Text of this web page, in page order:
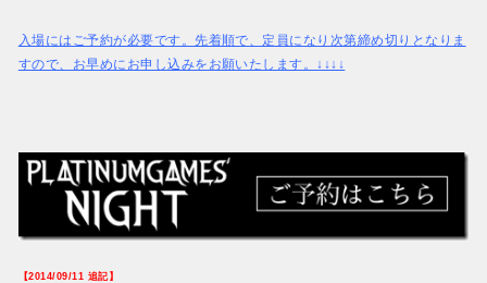
入場にはご予約が必要です。先着順で、定員になり次第締め切りとなりま
すので、お早めにお申し込みをお願いたします。↓↓↓↓
【2014/09/11 追記】